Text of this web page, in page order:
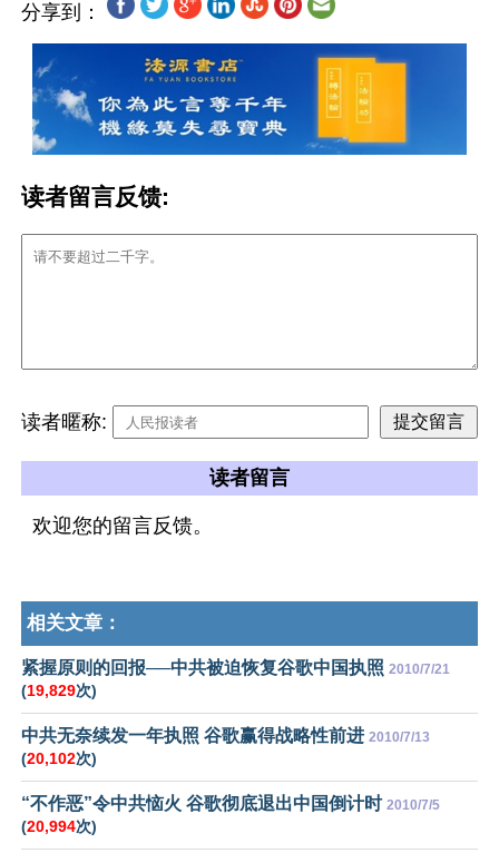
分享到：
读者留言反馈:
读者暱称:
读者留言
欢迎您的留言反馈。
相关文章：
紧握原则的回报──中共被迫恢复谷歌中国执照 2010/7/21
(19,829次)
中共无奈续发一年执照 谷歌赢得战略性前进 2010/7/13
(20,102次)
“不作恶”令中共恼火 谷歌彻底退出中国倒计时 2010/7/5
(20,994次)